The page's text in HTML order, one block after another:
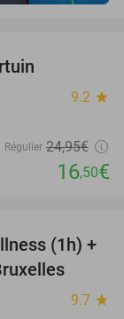
9.2 star
Régulier 24,95€
16,50€
55%
(1h) +
9.7 star